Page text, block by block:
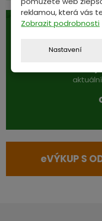
eVÝKUP S
reklamou, která vás
Zobrazit podrobnosti
Nastavení